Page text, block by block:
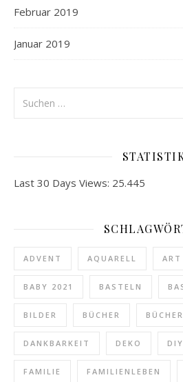
Februar 2019
Januar 2019
Last 30 Days Views: 25.445
ADVENT AQUARELL ART
BABY 2021 BASTELN
BILDER BÜCHER
DANKBARKEIT DEKO DIY
FAMILIE FAMILIENLEBEN